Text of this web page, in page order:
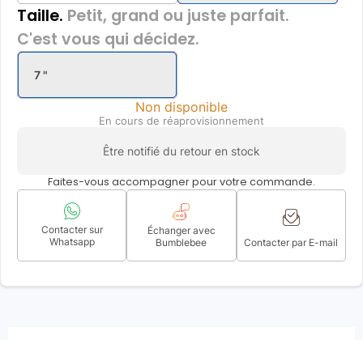
Taille. Petit, grand ou juste parfait.
C'est vous qui décidez.
7 "
Non disponible
En cours de réaprovisionnement
Être notifié du retour en stock
Faites-vous accompagner pour votre commande.
Contacter sur
Whatsapp
Échanger avec
Bumblebee
Contacter par E-mail